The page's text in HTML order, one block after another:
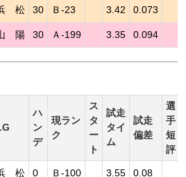
松 30 Ｂ-23 3.42 0.073
陽 30 Ａ-199 3.35 0.094
ハ
ン
デ
現ラン
ク
ス
タ
ー
ト
試走
タイ
ム
試走
偏差
選
手
短
評
松 0 Ｂ-100 3.55 0.08